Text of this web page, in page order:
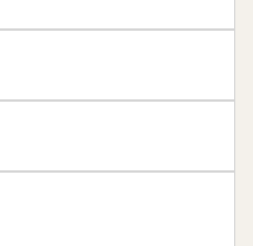
d'utilisation